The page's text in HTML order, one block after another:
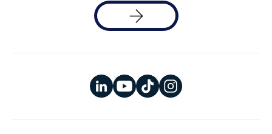
Solicita
una
demo